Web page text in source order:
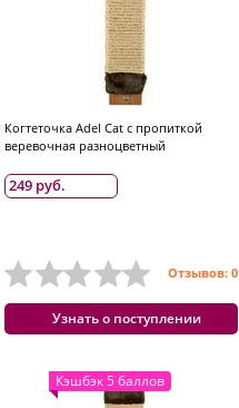
Когтеточка Adel Cat с пропиткой
веревочная разноцветный
249 руб.
Отзывов: 0
Узнать о поступлении
Кэшбэк 5 баллов